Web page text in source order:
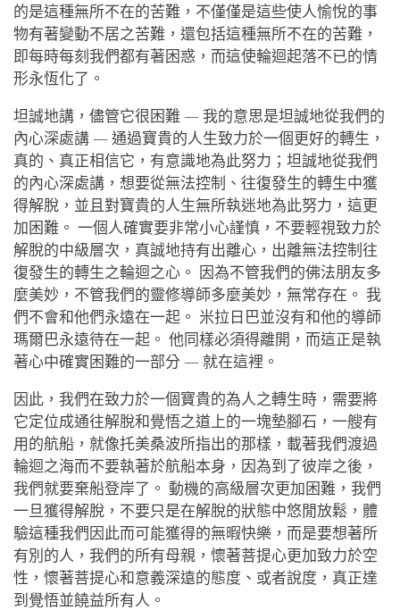
的是這種無所不在的苦難，不僅僅是這些使人愉悅的事
物有著變動不居之苦難，還包括這種無所不在的苦難，
即每時每刻我們都有著困惑，而這使輪迴起落不已的情
形永恆化了。
坦誠地講，儘管它很困難 — 我的意思是坦誠地從我們的
內心深處講 — 通過寶貴的人生致力於一個更好的轉生，
真的、真正相信它，有意識地為此努力；坦誠地從我們
的內心深處講，想要從無法控制、往復發生的轉生中獲
得解脫，並且對寶貴的人生無所執迷地為此努力，這更
加困難。 一個人確實要非常小心謹慎，不要輕視致力於
解脫的中級層次，真誠地持有出離心，出離無法控制往
復發生的轉生之輪迴之心。 因為不管我們的佛法朋友多
麼美妙，不管我們的靈修導師多麼美妙，無常存在。 我
們不會和他們永遠在一起。 米拉日巴並沒有和他的導師
瑪爾巴永遠待在一起。 他同樣必須得離開，而這正是執
著心中確實困難的一部分 — 就在這裡。
因此，我們在致力於一個寶貴的為人之轉生時，需要將
它定位成通往解脫和覺悟之道上的一塊墊腳石，一艘有
用的航船，就像托美桑波所指出的那樣，載著我們渡過
輪迴之海而不要執著於航船本身，因為到了彼岸之後，
我們就要棄船登岸了。 動機的高級層次更加困難，我們
一旦獲得解脫，不要只是在解脫的狀態中悠閒放鬆，體
驗這種我們因此而可能獲得的無暇快樂，而是要想著所
有別的人，我們的所有母親，懷著菩提心更加致力於空
性，懷著菩提心和意義深遠的態度、或者說度，真正達
到覺悟並饒益所有人。